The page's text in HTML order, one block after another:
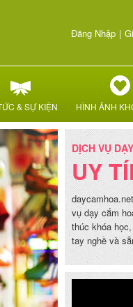
Đăng Nhập |
& SỰ KIỆN HÌNH ẢNH
DỊCH VỤ
UY
vụ dạy cắm
thúc khóa
tay nghề và